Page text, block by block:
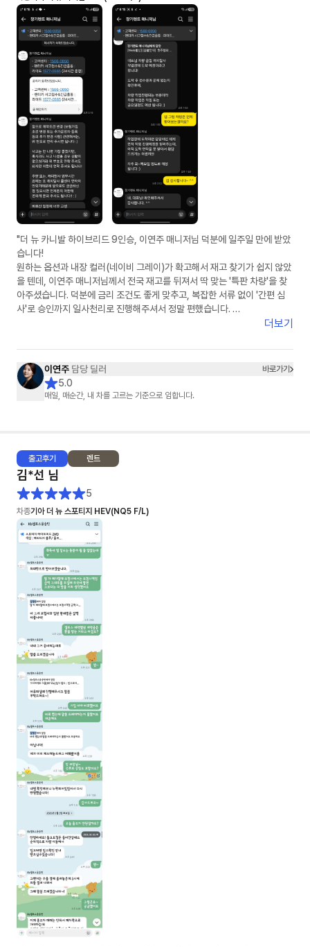
"더 뉴 카니발 하이브리드 9인승, 이연주 매니저님 덕분에 일주일 만에 받았
습니다!
​원하는 옵션과 내장 컬러(네이비 그레이)가 확고해서 재고 찾기가 쉽지 않았
을 텐데, 이연주 매니저님께서 전국 재고를 뒤져서 딱 맞는 '특판 차량'을 찾
아주셨습니다. 덕분에 금리 조건도 좋게 맞추고, 복잡한 서류 없이 '간편 심
사'로 승인까지 일사천리로 진행해주셔서 정말 편했습니다.
​차량 배정부터 탁송까지 중간중간 진행 상황을 먼저 알려주시고, 제가 놓칠
좋게 드라이브 다녀왔네요. 빠르고 정확한 일 처리는 물론이고 정말 친절하
십니다. 장기렌트 고민 중이시라면 스타타당 이연주 매니저님 강력 추천합니
다!"
더보기
이연주 담당 딜러 바로가기
5.0
매일, 매순간, 내 차를 고르는 기준으로 임합니다.
출고후기 렌트
김*선 님
5
차종기아 더 뉴 스포티지 HEV(NQ5 F/L)